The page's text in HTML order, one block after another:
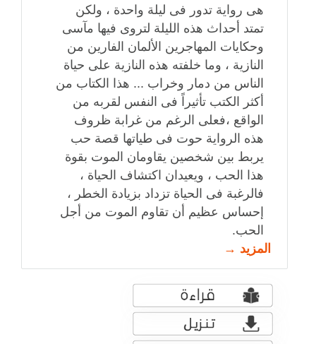
هى رواية تدور فى ليلة واحدة ، ولكن
تمتد أحداث هذه الليلة لتروى فيها مآسى
وحكايات المهاجرين الألمان الفارين من
النازية ، وما خلفته هذه النازية على حياة
الناس من دمار وخراب ... هذا الكتاب من
أكثر الكتب تأثيراً فى النفس لقربه من
الواقع ،فعلى الرغم من غرابة ظروف
هذه الرواية حوت فى طياتها قصة حب
يربط بين شخصين يقاومان الموت بقوة
هذا الحب ، ويعيدان اكتشاف الحياة ،
فالرغبة فى الحياة تزداد بزيادة الخطر ،
إحساس عظيم أن تقاوم الموت من أجل
الحب.
المزيد →